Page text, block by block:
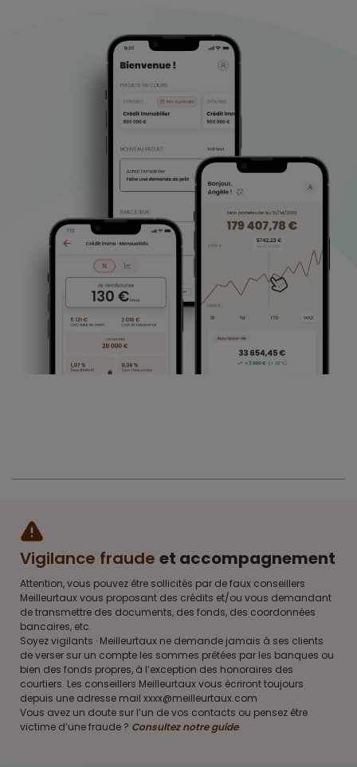
Vigilance fraude et accompagnement
Attention, vous pouvez être sollicités par de faux conseillers
Meilleurtaux vous proposant des crédits et/ou vous demandant
de transmettre des documents, des fonds, des coordonnées
bancaires, etc.
Soyez vigilants · Meilleurtaux ne demande jamais à ses clients
de verser sur un compte les sommes prêtées par les banques ou
bien des fonds propres, à l’exception des honoraires des
courtiers. Les conseillers Meilleurtaux vous écriront toujours
depuis une adresse mail xxxx@meilleurtaux.com
Vous avez un doute sur l’un de vos contacts ou pensez être
victime d’une fraude ? Consultez notre guide.